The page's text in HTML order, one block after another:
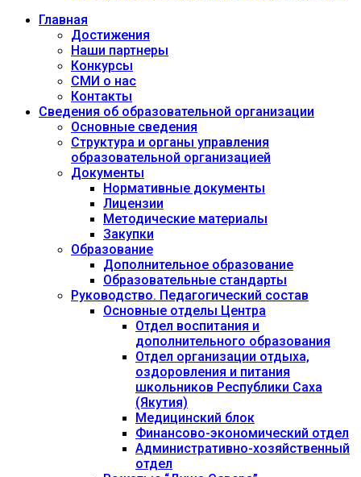
Главная
Достижения
Наши партнеры
Конкурсы
СМИ о нас
Контакты
Сведения об образовательной организации
Основные сведения
Структура и органы управления
образовательной организацией
Документы
Нормативные документы
Лицензии
Методические материалы
Закупки
Образование
Дополнительное образование
Образовательные стандарты
Руководство. Педагогический состав
Основные отделы Центра
Отдел воспитания и
дополнительного образования
Отдел организации отдыха,
оздоровления и питания
школьников Республики Саха
(Якутия)
Медицинский блок
Финансово-экономический отдел
Административно-хозяйственный
отдел